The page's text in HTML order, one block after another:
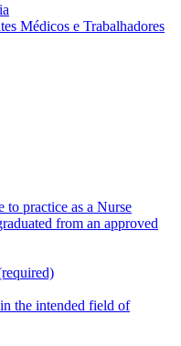
Médicos e Trabalhadores
to practice as a Nurse
from an approved
the intended field of